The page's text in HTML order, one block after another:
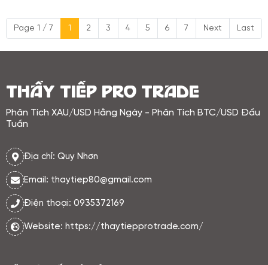
trữ Liên bang Mỹ (FED) chưa phát đi
tín hiệu rõ ràng về việc hạ lãi suất.
Chính điều này khiến vàng gặp áp
Page 1 / 7 1 2 3 4 5 6 7 Next Last
THẦY TIẾP PRO TRADE
Phân Tích XAU/USD Hằng Ngày - Phân Tích BTC/USD Đầu
Tuần
Địa chỉ: Quy Nhơn
Email: thaytiep80@gmail.com
Điện thoại: 0935372169
Website: https://thaytiepprotrade.com/